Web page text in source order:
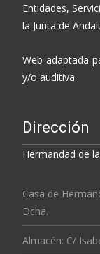
Entidades,
la Junta de
Web adaptada
y/o auditiva.
Dirección
Hermandad de
Casa de
Dcha.
Almacén: C/